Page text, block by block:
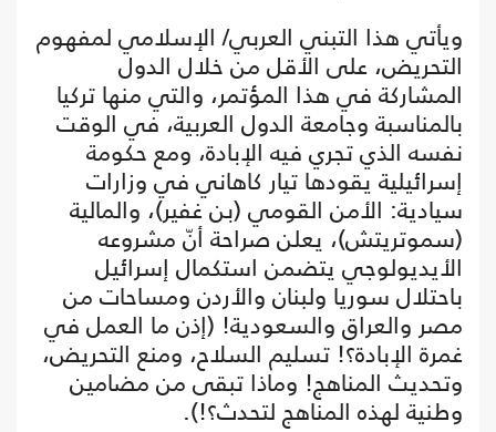
ويأتي هذا التبني العربي/ الإسلامي لمفهوم
التحريض، على الأقل من خلال الدول
المشاركة في هذا المؤتمر، والتي منها تركيا
بالمناسبة وجامعة الدول العربية، في الوقت
نفسه الذي تجري فيه الإبادة، ومع حكومة
إسرائيلية يقودها تيار كاهاني في وزارات
سيادية: الأمن القومي (بن غفير)، والمالية
(سموتريتش)، يعلن صراحة أنّ مشروعه
الأيديولوجي يتضمن استكمال إسرائيل
باحتلال سوريا ولبنان والأردن ومساحات من
مصر والعراق والسعودية! (إذن ما العمل في
غمرة الإبادة؟! تسليم السلاح، ومنع التحريض،
وتحديث المناهج! وماذا تبقى من مضامين
وطنية لهذه المناهج لتحدث؟!).